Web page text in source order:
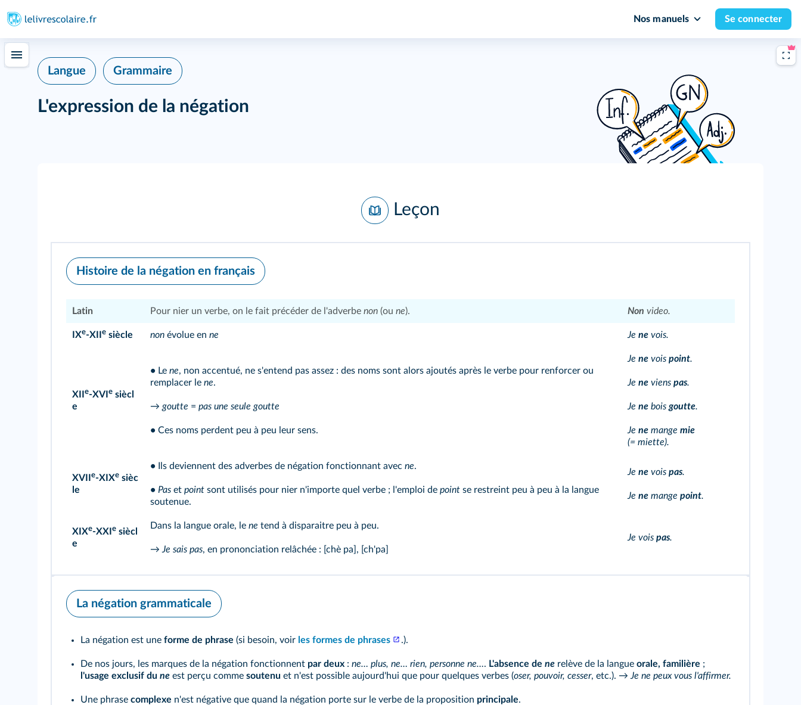
Nos manuels Se connecter
Langue Grammaire
L'expression de la négation
Leçon
Histoire de la négation en français
Latin Pour nier un verbe, on le fait précéder de l'adverbe non (ou ne). Non video.
IXe‑XII e siècle non évolue en ne Je ne vois.
XII e‑XVI e siècl
e
• Le ne, non accentué, ne s'entend pas assez : des noms sont alors ajoutés après le verbe pour renforcer ou
remplacer le ne.
→ goutte = pas une seule goutte
• Ces noms perdent peu à peu leur sens.
Je ne vois point.
Je ne viens pas.
Je ne bois goutte.
Je ne mange mie
(= miette).
XVII e‑XIXe sièc
le
• Ils deviennent des adverbes de négation fonctionnant avec ne.
• Pas et point sont utilisés pour nier n'importe quel verbe ; l'emploi de point se restreint peu à peu à la langue
soutenue.
Je ne vois pas.
Je ne mange point.
XIXe‑XXI e siècl
e
Dans la langue orale, le ne tend à disparaitre peu à peu.
→ Je sais pas, en prononciation relâchée : [chè pa], [ch'pa]
Je vois pas.
La négation grammaticale
La négation est une forme de phrase (si besoin, voir les formes de phrases .).
De nos jours, les marques de la négation fonctionnent par deux : ne… plus, ne… rien, personne ne…. L'absence de ne relève de la langue orale, familière ;
l'usage exclusif du ne est perçu comme soutenu et n'est possible aujourd'hui que pour quelques verbes (oser, pouvoir, cesser, etc.). → Je ne peux vous l'affirmer.
Une phrase complexe n'est négative que quand la négation porte sur le verbe de la proposition principale.